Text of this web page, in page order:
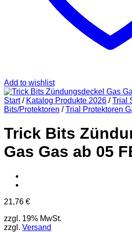
Add to wishlist
Start / Katalog Produkte 2026 / Trial
Bits/Protektoren / Trial Protektoren
Trick Bits
Gas Gas ab 05
21,76 €
zzgl. 19% MwSt.
zzgl. Versand